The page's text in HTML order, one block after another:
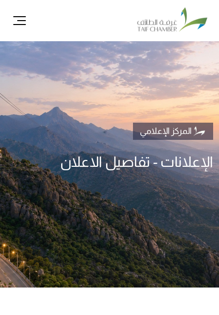
المركز الإعلامي
الإعلانات - تفاصيل الاعلان